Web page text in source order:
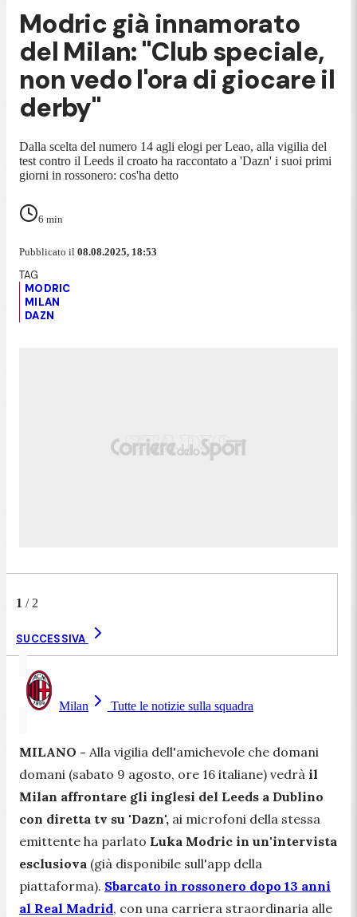
Modric già innamorato
del Milan: "Club speciale,
non vedo l'ora di giocare il
derby"
Dalla scelta del numero 14 agli elogi per Leao, alla vigilia del
test contro il Leeds il croato ha raccontato a 'Dazn' i suoi primi
giorni in rossonero: cos'ha detto
6 min
Pubblicato il 08.08.2025, 18:53
MODRIC
MILAN
DAZN
1 / 2
SUCCESSIVA
Milan Tutte le notizie sulla squadra
MILANO - Alla vigilia dell'amichevole che domani
domani (sabato 9 agosto, ore 16 italiane) vedrà il
Milan affrontare gli inglesi del Leeds a Dublino
con diretta tv su 'Dazn', ai microfoni della stessa
emittente ha parlato Luka Modric in un'intervista
esclusiova (già disponibile sull'app della
piattaforma). Sbarcato in rossonero dopo 13 anni
al Real Madrid, con una carriera straordinaria alle